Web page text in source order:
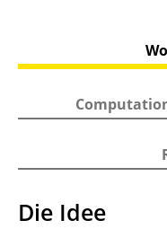
Die Idee